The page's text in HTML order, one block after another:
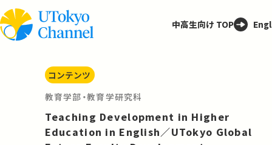
中高生向け TOP
コンテンツ
教育学部・教育学研究科
Teaching Development in Higher
Education in English／UTokyo Global